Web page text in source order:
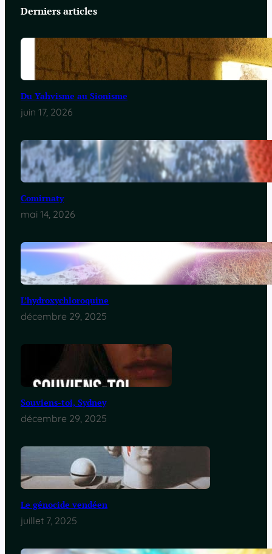
Derniers articles
Du Yahvisme au Sionisme
juin 17, 2026
Comirnaty
mai 14, 2026
L’hydroxychloroquine
décembre 29, 2025
Souviens-toi, Sydney
décembre 29, 2025
Le génocide vendéen
juillet 7, 2025